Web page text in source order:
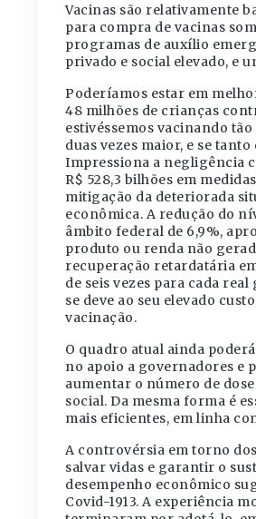
Vacinas são relativamente
para compra de vacinas
programas de auxílio
privado e social elevado, e
Poderíamos estar em
48 milhões de crianças
estivéssemos vacinando
duas vezes maior, e se
Impressiona a negligência
R$ 528,3 bilhões em
mitigação da deteriorada
econômica. A redução do
âmbito federal de 6,9%,
produto ou renda não
recuperação retardatária
de seis vezes para cada
se deve ao seu elevado
vacinação.
O quadro atual ainda
no apoio a governadores e
aumentar o número de
social. Da mesma forma é
mais eficientes, em linha
A controvérsia em torno
salvar vidas e garantir o
desempenho econômico
Covid-1913. A experiência